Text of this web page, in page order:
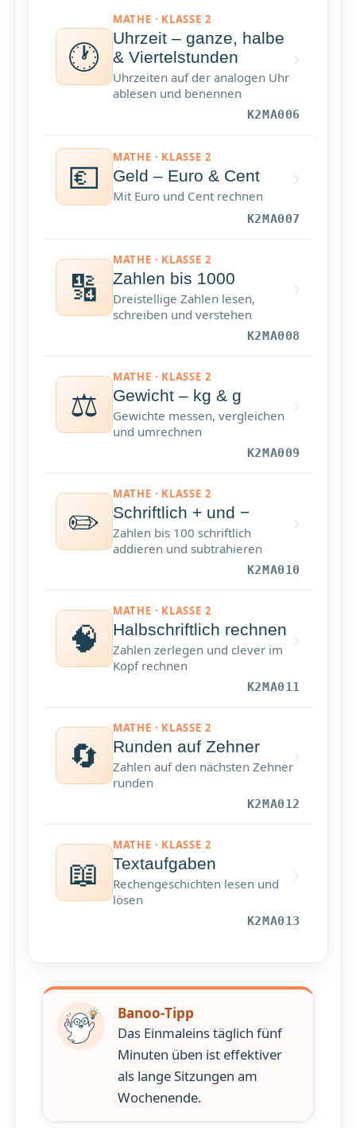
🕐
MATHE · KLASSE 2
Uhrzeit – ganze, halbe
& Viertelstunden
Uhrzeiten auf der analogen Uhr
ablesen und benennen
K2MA006
›
💶 MATHE · KLASSE 2
Geld – Euro & Cent
Mit Euro und Cent rechnen
K2MA007
›
🔢
MATHE · KLASSE 2
Zahlen bis 1000
Dreistellige Zahlen lesen,
schreiben und verstehen
K2MA008
›
⚖️
MATHE · KLASSE 2
Gewicht – kg & g
Gewichte messen, vergleichen
und umrechnen
K2MA009
›
✏️
MATHE · KLASSE 2
Schriftlich + und −
Zahlen bis 100 schriftlich
addieren und subtrahieren
K2MA010
›
🧠
MATHE · KLASSE 2
Halbschriftlich rechnen
Zahlen zerlegen und clever im
Kopf rechnen
K2MA011
›
🔄
MATHE · KLASSE 2
Runden auf Zehner
Zahlen auf den nächsten Zehner
runden
K2MA012
›
📖
MATHE · KLASSE 2
Textaufgaben
Rechengeschichten lesen und
lösen
K2MA013
›
Banoo-Tipp
Das Einmaleins täglich fünf
Minuten üben ist effektiver
als lange Sitzungen am
Wochenende.